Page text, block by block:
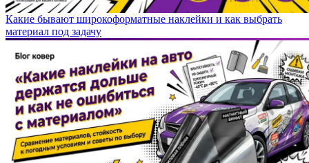
Какие бывают широкоформатные наклейки и как выбрать
материал под задачу